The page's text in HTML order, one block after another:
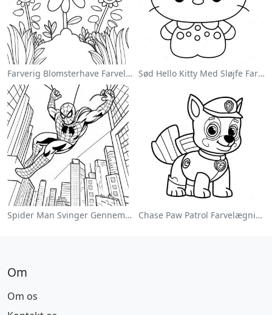
Farverig Blomsterhave Farvelægningsside Sød Hello Kitty Med Sløjfe Farvelægningsside
Spider Man Svinger Gennem Byen Farvelægningsside Chase Paw Patrol Farvelægningsside
Om
Om os